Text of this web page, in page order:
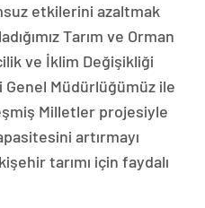
etkilerini azaltmak
Tarım ve Orman
ve İklim Değişikliği
Genel Müdürlüğümüz ile
Milletler projesiyle
artırmayı
tarımı için faydalı